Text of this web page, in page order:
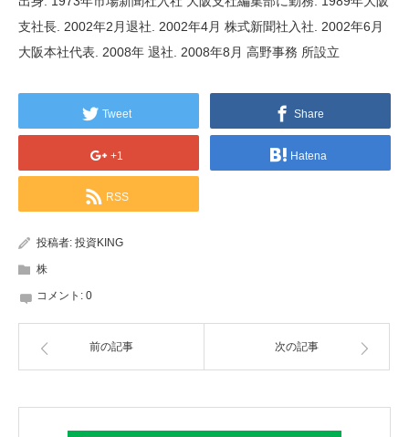
支社長. 2002年2月退社. 2002年4月 株式新聞社入社. 2002年6月
大阪本社代表. 2008年 退社. 2008年8月 高野事務 所設立
Tweet Share
+1 Hatena
RSS
投稿者: 投資KING
株
コメント: 0
前の記事 次の記事